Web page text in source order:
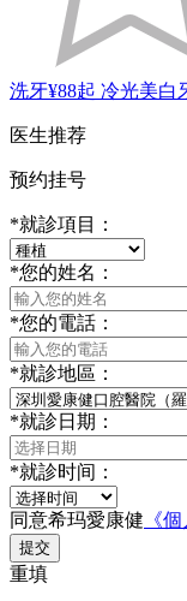
洗牙¥88起 冷光美白
医生推荐
预约挂号
*就診項目：
*您的姓名：
*您的電話：
*就診地區：
*就診日期：
*就診时间：
同意希玛愛康健 《
提交
重填